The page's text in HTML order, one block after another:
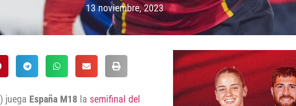
13 noviembre, 2023
juega España M18 la semifinal del